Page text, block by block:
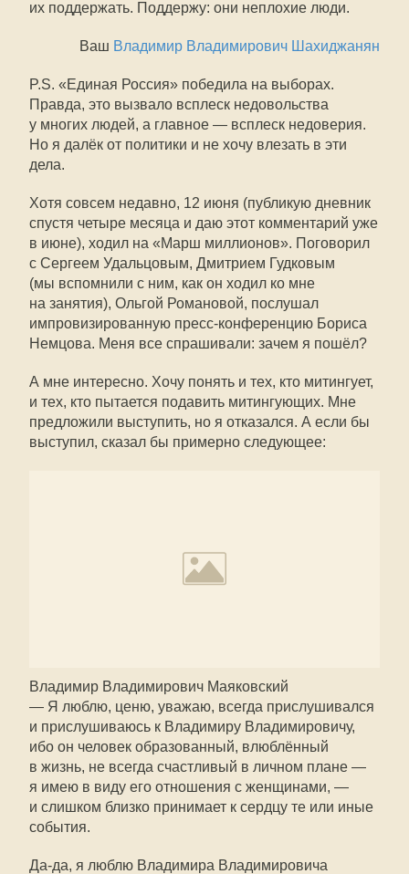
их поддержать. Поддержу: они неплохие люди.
Ваш Владимир Владимирович Шахиджанян
P.S. «Единая Россия» победила на выборах.
Правда, это вызвало всплеск недовольства
у многих людей, а главное — всплеск недоверия.
Но я далёк от политики и не хочу влезать в эти
дела.
Хотя совсем недавно, 12 июня (публикую дневник
спустя четыре месяца и даю этот комментарий уже
в июне), ходил на «Марш миллионов». Поговорил
с Сергеем Удальцовым, Дмитрием Гудковым
(мы вспомнили с ним, как он ходил ко мне
на занятия), Ольгой Романовой, послушал
импровизированную пресс-конференцию Бориса
Немцова. Меня все спрашивали: зачем я пошёл?
А мне интересно. Хочу понять и тех, кто митингует,
и тех, кто пытается подавить митингующих. Мне
предложили выступить, но я отказался. А если бы
выступил, сказал бы примерно следующее:
Владимир Владимирович Маяковский
— Я люблю, ценю, уважаю, всегда прислушивался
и прислушиваюсь к Владимиру Владимировичу,
ибо он человек образованный, влюблённый
в жизнь, не всегда счастливый в личном плане —
я имею в виду его отношения с женщинами, —
и слишком близко принимает к сердцу те или иные
события.
Да-да, я люблю Владимира Владимировича